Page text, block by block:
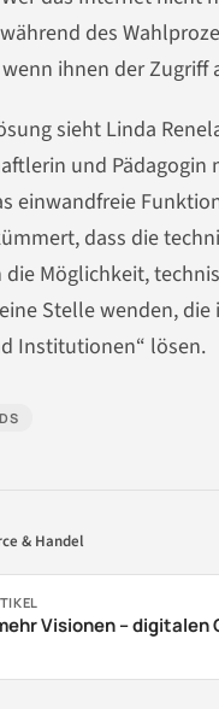
des
ihnen der
sieht Linda
und
einwandfreie
dass die
die Möglichkeit,
Stelle wenden,
Institutionen“ lösen.
& Handel
Visionen – digitalen